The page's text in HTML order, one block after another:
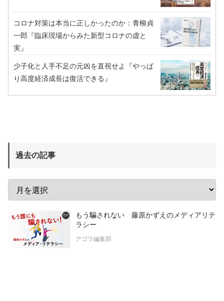
コロナ対策は本当に正しかったのか：青柳貞
一郎『臨床現場からみた新型コロナの虚と
実』
少子化と人手不足の元凶を直視せよ『やっぱ
り高度経済成長は復活できる』
過去の記事
もう騙されない 藤原かずえのメディアリテ
ラシー
アゴラ編集部